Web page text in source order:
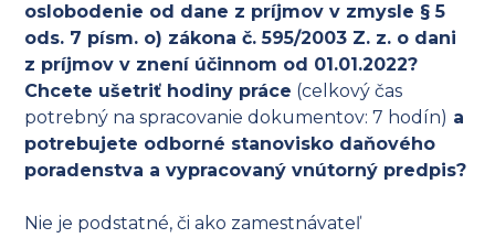
oslobodenie od dane z príjmov v zmysle § 5
ods. 7 písm. o) zákona č. 595/2003 Z. z. o dani
z príjmov v znení účinnom od 01.01.2022?
Chcete ušetriť hodiny práce (celkový čas
potrebný na spracovanie dokumentov: 7 hodín) a
potrebujete odborné stanovisko daňového
poradenstva a vypracovaný vnútorný predpis?
Nie je podstatné, či ako zamestnávateľ